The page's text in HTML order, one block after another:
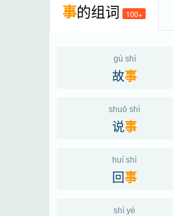
事的组词 100+
gù shì
故事
shuō shì
说事
huí shì
回事
shì yè